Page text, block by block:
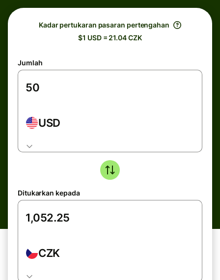
Kadar pertukaran pasaran pertengahan
$1 USD = 21.04 CZK
Jumlah
USD
Ditukarkan kepada
CZK